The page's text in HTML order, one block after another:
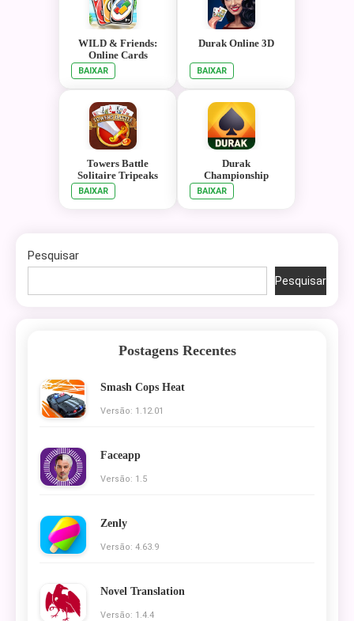
WILD & Friends:
Online Cards
BAIXAR
Durak Online 3D
BAIXAR
Towers Battle
Solitaire Tripeaks
BAIXAR
Durak
Championship
BAIXAR
Pesquisar
Pesquisar
Postagens Recentes
Smash Cops Heat
Versão: 1.12.01
Faceapp
Versão: 1.5
Zenly
Versão: 4.63.9
Novel Translation
Versão: 1.4.4